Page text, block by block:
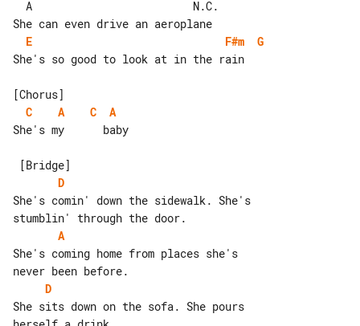
E
F#m
G
She's so good to look at in the rain
C
A C
A
She's my      baby
D
She's comin' down the sidewalk. She's
A
She's coming home from places she's
D
She sits down on the sofa. She pours